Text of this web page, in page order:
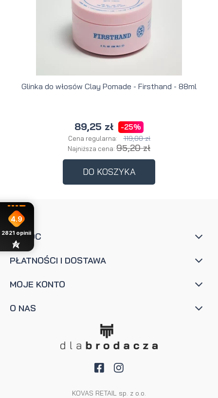
Glinka do włosów Clay Pomade - Firsthand - 88ml
89,25 zł -25%
Cena regularna: 119,00 zł
Najniższa cena: 95,20 zł
DO KOSZYKA
POMOC
PŁATNOŚCI I DOSTAWA
MOJE KONTO
O NAS
KOVAS RETAIL sp. z o.o.
4.9
2821 opinii